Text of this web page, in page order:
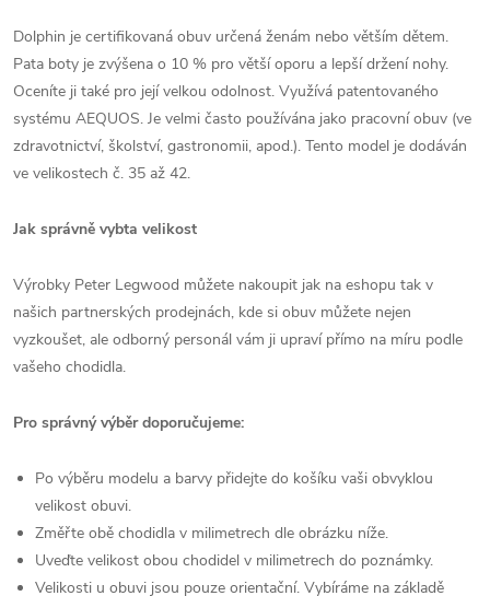
Dolphin je certifikovaná obuv určená ženám nebo větším dětem.
Pata boty je zvýšena o 10 % pro větší oporu a lepší držení nohy.
Oceníte ji také pro její velkou odolnost. Využívá patentovaného
systému AEQUOS. Je velmi často používána jako pracovní obuv (ve
zdravotnictví, školství, gastronomii, apod.). Tento model je dodáván
ve velikostech č. 35 až 42.
Jak správně vybta velikost
Výrobky Peter Legwood můžete nakoupit jak na eshopu tak v
našich partnerských prodejnách, kde si obuv můžete nejen
vyzkoušet, ale odborný personál vám ji upraví přímo na míru podle
vašeho chodidla.
Pro správný výběr doporučujeme:
Po výběru modelu a barvy přidejte do košíku vaši obvyklou
velikost obuvi.
Změřte obě chodidla v milimetrech dle obrázku níže.
Uveďte velikost obou chodidel v milimetrech do poznámky.
Velikosti u obuvi jsou pouze orientační. Vybíráme na základě